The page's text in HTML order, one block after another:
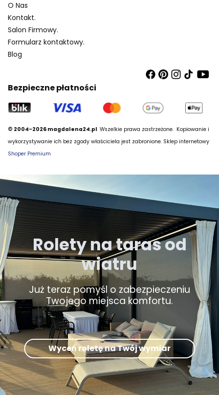
O Nas
Kontakt.
Salon Firmowy.
Formularz kontaktowy.
Blog
Bezpieczne płatności
© 2004-2026 magdalena24.pl Wszelkie prawa zastrzeżone. Kopiowanie i
wykorzystywanie ich bez zgody właściciela jest zabronione. Sklep internetowy
Shoper Premium
Rolety na taras od
wiatru
Już teraz pomyśl o zabezpieczeniu
Twojego miejsca komfortu.
Wyceń roletę na Twój wymiar